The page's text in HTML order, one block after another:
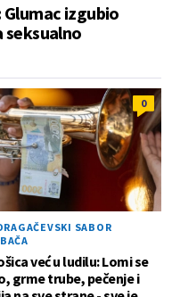
izgubio
seksualno
0
SABOR
već u ludilu: Lomi se
grme trube, pečenje i